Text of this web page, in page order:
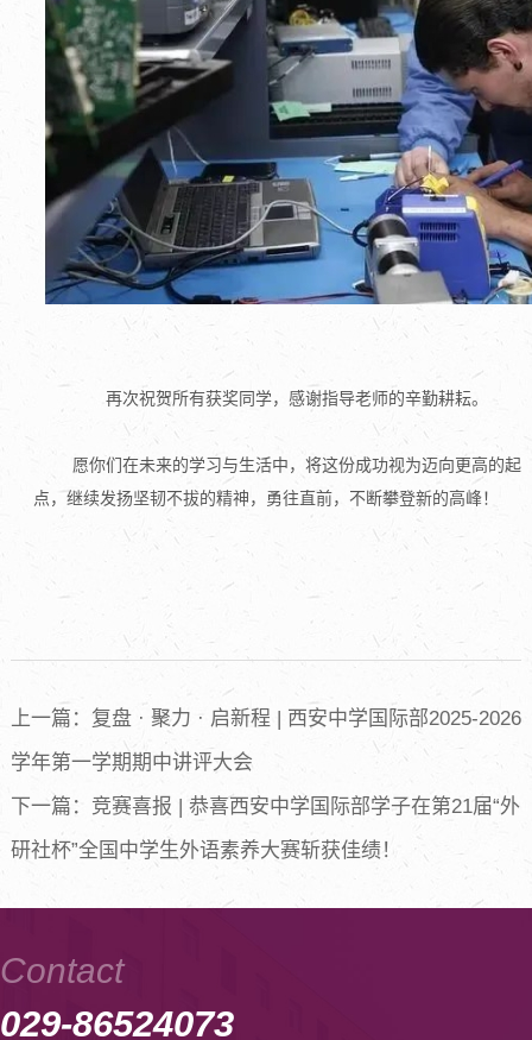
再次祝贺所有获奖同学，感谢指导老师的辛勤耕耘。
愿你们在未来的学习与生活中，将这份成功视为迈向更高的起
点，继续发扬坚韧不拔的精神，勇往直前，不断攀登新的高峰！
上一篇：复盘 · 聚力 · 启新程 | 西安中学国际部2025-2026
学年第一学期期中讲评大会
下一篇：竞赛喜报 | 恭喜西安中学国际部学子在第21届“外
研社杯”全国中学生外语素养大赛斩获佳绩！
Contact
029-86524073